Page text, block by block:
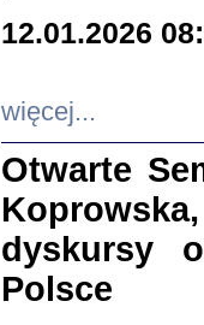
12.01.2026
więcej...
Otwarte
dyskursy
Polsce